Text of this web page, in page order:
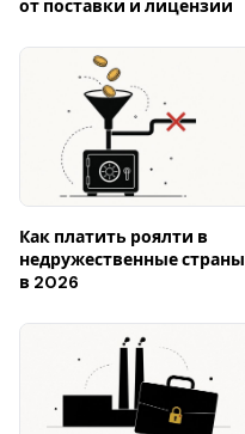
от поставки и лицензии
Как платить роялти в
недружественные страны
в 2026